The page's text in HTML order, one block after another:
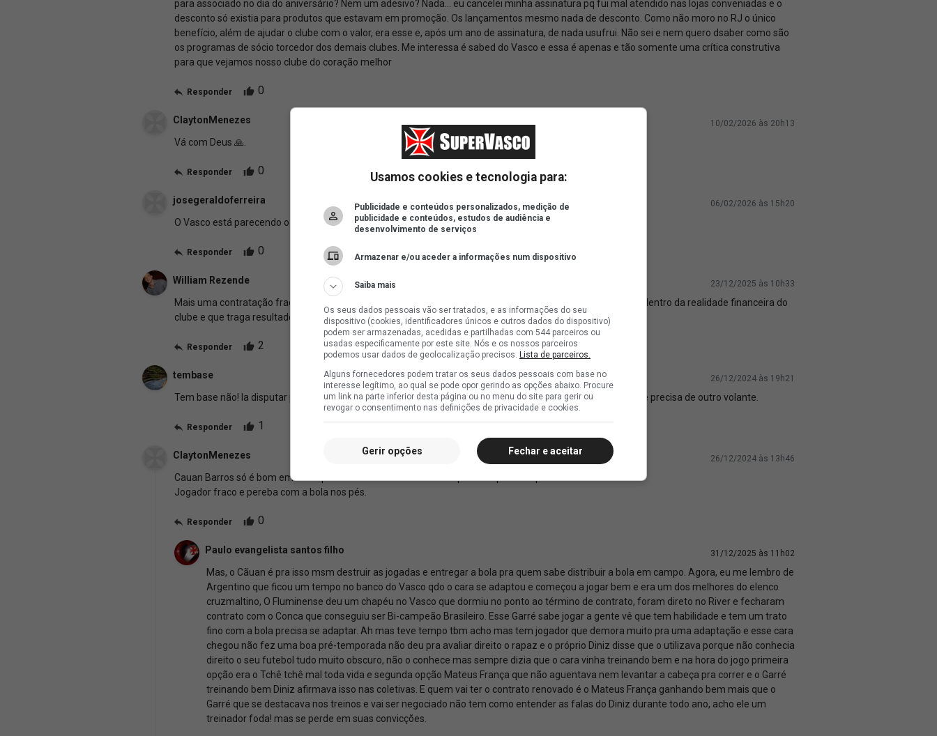
Usamos cookies e tecnologia para:
Publicidade e conteúdos personalizados, medição de
publicidade e conteúdos, estudos de audiência e
desenvolvimento de serviços
Armazenar e/ou aceder a informações num dispositivo
Saiba mais
Os seus dados pessoais vão ser tratados, e as informações do seu
dispositivo (cookies, identificadores únicos e outros dados do dispositivo)
podem ser armazenadas, acedidas e partilhadas com 544 parceiros ou
usadas especificamente por este site. Nós e os nossos parceiros
podemos usar dados de geolocalização precisos. Lista de parceiros.
Alguns fornecedores podem tratar os seus dados pessoais com base no
interesse legítimo, ao qual se pode opor gerindo as opções abaixo. Procure
um link na parte inferior desta página ou no menu do site para gerir ou
revogar o consentimento nas definições de privacidade e cookies.
Fechar e aceitar
Gerir opções